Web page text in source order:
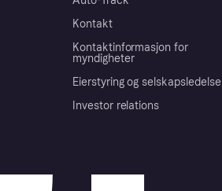
Kontakt
Kontaktinformasjon for
myndigheter
Eierstyring og selskapsledelse
Investor relations